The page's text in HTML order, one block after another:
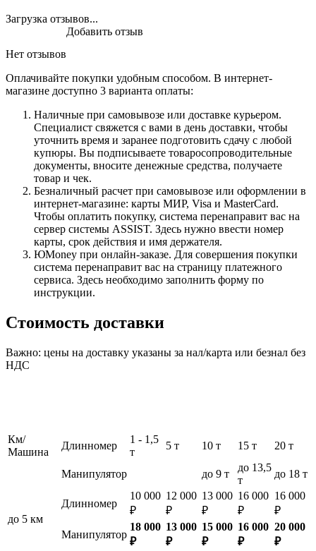
Загрузка отзывов...
Нет отзывов
Добавить отзыв
Оплачивайте покупки удобным способом. В интернет-
магазине доступно 3 варианта оплаты:
Наличные при самовывозе или доставке курьером.
Специалист свяжется с вами в день доставки, чтобы
уточнить время и заранее подготовить сдачу с любой
купюры. Вы подписываете товаросопроводительные
документы, вносите денежные средства, получаете
товар и чек.
Безналичный расчет при самовывозе или оформлении в
интернет-магазине: карты МИР, Visa и MasterCard.
Чтобы оплатить покупку, система перенаправит вас на
сервер системы ASSIST. Здесь нужно ввести номер
карты, срок действия и имя держателя.
ЮMoney при онлайн-заказе. Для совершения покупки
система перенаправит вас на страницу платежного
сервиса. Здесь необходимо заполнить форму по
инструкции.
Стоимость доставки
Важно: цены на доставку указаны за нал/карта или безнал без
НДС
Км/
Машина
Длинномер
1 - 1,5
т
5 т 10 т 15 т 20 т
Манипулятор до 9 т
до 13,5
т
до 18 т
до 5 км
Длинномер
10 000
₽
12 000
₽
13 000
₽
16 000
₽
16 000
₽
Манипулятор
18 000
₽
13 000
₽
15 000
₽
16 000
₽
20 000
₽